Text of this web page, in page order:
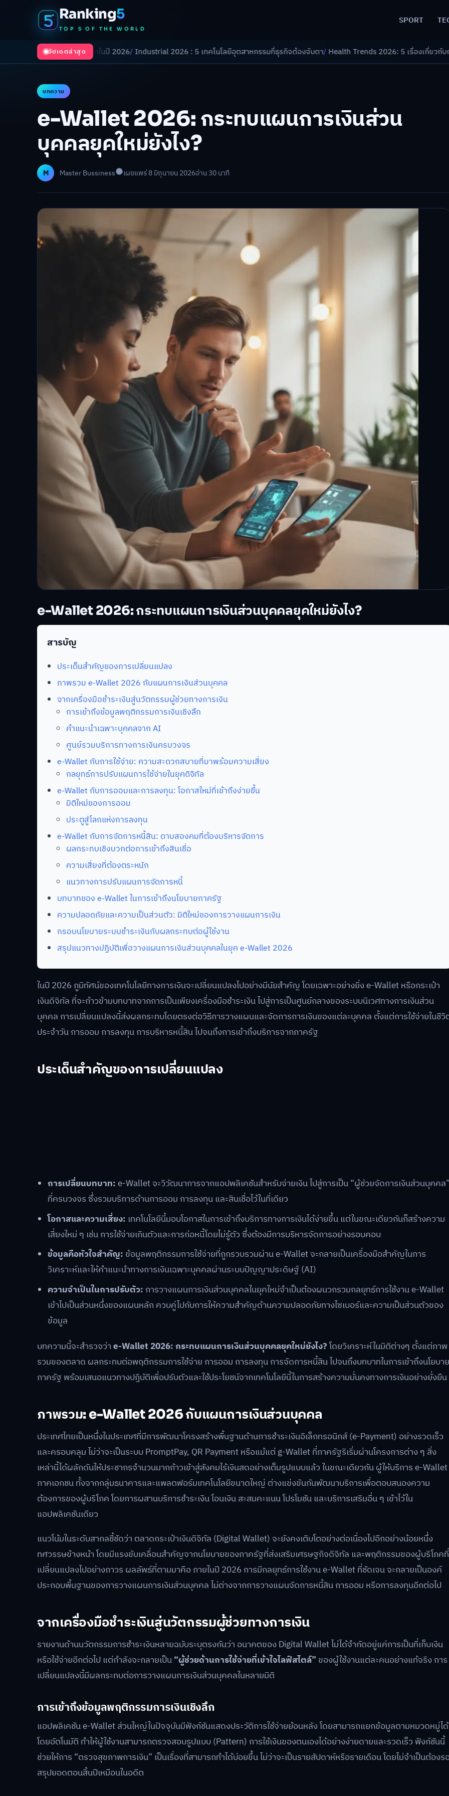
Ranking5
TOP 5 OF THE WORLD
SPORT
อัปเดตล่าสุด
งเปลี่ยนโลกในปี 2026/Industrial 2026 : 5 เทคโนโลยีอุตสาหกรรมที่ธุรกิจต้องจับตา/Health Trends 2026: 5 เรื่องเกี่ยวกับการแพทย์ที่ควรรู้/
บทความ
e-Wallet 2026: กระทบแผนการเงินส่วน
บุคคลยุคใหม่ยังไง?
M Master Bussiness เผยแพร่ 8 มิถุนายน 2026อ่าน 30 นาที
e-Wallet 2026: กระทบแผนการเงินส่วนบุคคลยุคใหม่ยังไง?
สารบัญ
ประเด็นสำคัญของการเปลี่ยนแปลง
ภาพรวม e-Wallet 2026 กับแผนการเงินส่วนบุคคล
จากเครื่องมือชำระเงินสู่นวัตกรรมผู้ช่วยทางการเงิน
การเข้าถึงข้อมูลพฤติกรรมการเงินเชิงลึก
คำแนะนำเฉพาะบุคคลจาก AI
ศูนย์รวมบริการทางการเงินครบวงจร
e-Wallet กับการใช้จ่าย: ความสะดวกสบายที่มาพร้อมความเสี่ยง
กลยุทธ์การปรับแผนการใช้จ่ายในยุคดิจิทัล
e-Wallet กับการออมและการลงทุน: โอกาสใหม่ที่เข้าถึงง่ายขึ้น
มิติใหม่ของการออม
ประตูสู่โลกแห่งการลงทุน
e-Wallet กับการจัดการหนี้สิน: ดาบสองคมที่ต้องบริหารจัดการ
ผลกระทบเชิงบวกต่อการเข้าถึงสินเชื่อ
ความเสี่ยงที่ต้องตระหนัก
แนวทางการปรับแผนการจัดการหนี้
บทบาทของ e-Wallet ในการเข้าถึงนโยบายภาครัฐ
ความปลอดภัยและความเป็นส่วนตัว: มิติใหม่ของการวางแผนการเงิน
กรอบนโยบายระบบชำระเงินกับผลกระทบต่อผู้ใช้งาน
สรุปแนวทางปฏิบัติเพื่อวางแผนการเงินส่วนบุคคลในยุค e-Wallet 2026
ในปี 2026 ภูมิทัศน์ของเทคโนโลยีทางการเงินจะเปลี่ยนแปลงไปอย่างมีนัยสำคัญ โดยเฉพาะอย่างยิ่ง e-Wallet หรือกระเป๋า
เงินดิจิทัล ที่จะก้าวข้ามบทบาทจากการเป็นเพียงเครื่องมือชำระเงิน ไปสู่การเป็นศูนย์กลางของระบบนิเวศทางการเงินส่วน
บุคคล การเปลี่ยนแปลงนี้ส่งผลกระทบโดยตรงต่อวิธีการวางแผนและจัดการการเงินของแต่ละบุคคล ตั้งแต่การใช้จ่ายในชีวิ
ประจำวัน การออม การลงทุน การบริหารหนี้สิน ไปจนถึงการเข้าถึงบริการจากภาครัฐ
ประเด็นสำคัญของการเปลี่ยนแปลง
การเปลี่ยนบทบาท:e-Wallet จะวิวัฒนาการจากแอปพลิเคชันสำหรับจ่ายเงิน ไปสู่การเป็น “ผู้ช่วยจัดการเงินส่วนบุคคล
ที่ครบวงจร ซึ่งรวมบริการด้านการออม การลงทุน และสินเชื่อไว้ในที่เดียว
โอกาสและความเสี่ยง: เทคโนโลยีนี้มอบโอกาสในการเข้าถึงบริการทางการเงินได้ง่ายขึ้น แต่ในขณะเดียวกันก็สร้างความ
เสี่ยงใหม่ ๆ เช่น การใช้จ่ายเกินตัวและการก่อหนี้โดยไม่รู้ตัว ซึ่งต้องมีการบริหารจัดการอย่างรอบคอบ
ข้อมูลคือหัวใจสำคัญ: ข้อมูลพฤติกรรมการใช้จ่ายที่ถูกรวบรวมผ่าน e-Wallet จะกลายเป็นเครื่องมือสำคัญในการ
วิเคราะห์และให้คำแนะนำทางการเงินเฉพาะบุคคลผ่านระบบปัญญาประดิษฐ์ (AI)
ความจำเป็นในการปรับตัว: การวางแผนการเงินส่วนบุคคลในยุคใหม่จำเป็นต้องผนวกรวมกลยุทธ์การใช้งาน e-Wallet
เข้าไปเป็นส่วนหนึ่งของแผนหลัก ควบคู่ไปกับการให้ความสำคัญด้านความปลอดภัยทางไซเบอร์และความเป็นส่วนตัวของ
ข้อมูล
บทความนี้จะสำรวจว่าe-Wallet 2026: กระทบแผนการเงินส่วนบุคคลยุคใหม่ยังไง?โดยวิเคราะห์ในมิติต่างๆ ตั้งแต่ภาพ
รวมของตลาด ผลกระทบต่อพฤติกรรมการใช้จ่าย การออม การลงทุน การจัดการหนี้สิน ไปจนถึงบทบาทในการเข้าถึงนโยบาย
ภาครัฐ พร้อมเสนอแนวทางปฏิบัติเพื่อปรับตัวและใช้ประโยชน์จากเทคโนโลยีนี้ในการสร้างความมั่นคงทางการเงินอย่างยั่งยืน
ภาพรวม: e-Wallet 2026 กับแผนการเงินส่วนบุคคล
ประเทศไทยเป็นหนึ่งในประเทศที่มีการพัฒนาโครงสร้างพื้นฐานด้านการชำระเงินอิเล็กทรอนิกส์ (e-Payment) อย่างรวดเร็ว
และครอบคลุม ไม่ว่าจะเป็นระบบ PromptPay, QR Payment หรือแม้แต่ g-Wallet ที่ภาครัฐริเริ่มผ่านโครงการต่าง ๆ สิ่ง
เหล่านี้ได้ผลักดันให้ประชากรจำนวนมากก้าวเข้าสู่สังคมไร้เงินสดอย่างเต็มรูปแบบแล้ว ในขณะเดียวกัน ผู้ให้บริการ e-Wallet
ภาคเอกชน ทั้งจากกลุ่มธนาคารและแพลตฟอร์มเทคโนโลยีขนาดใหญ่ ต่างแข่งขันกันพัฒนาบริการเพื่อตอบสนองความ
ต้องการของผู้บริโภค โดยการผสานบริการชำระเงิน โอนเงิน สะสมคะแนน โปรโมชัน และบริการเสริมอื่น ๆ เข้าไว้ใน
แอปพลิเคชันเดียว
แนวโน้มในระดับสากลชี้ชัดว่า ตลาดกระเป๋าเงินดิจิทัล (Digital Wallet) จะยังคงเติบโตอย่างต่อเนื่องไปอีกอย่างน้อยหนึ่ง
ทศวรรษข้างหน้า โดยมีแรงขับเคลื่อนสำคัญจากนโยบายของภาครัฐที่ส่งเสริมเศรษฐกิจดิจิทัล และพฤติกรรมของผู้บริโภคที่
เปลี่ยนแปลงไปอย่างถาวร ผลลัพธ์ที่ตามมาคือ ภายในปี 2026 การมีกลยุทธ์การใช้งาน e-Wallet ที่ชัดเจน จะกลายเป็นองค์
ประกอบพื้นฐานของการวางแผนการเงินส่วนบุคคล ไม่ต่างจากการวางแผนจัดการหนี้สิน การออม หรือการลงทุนอีกต่อไป
จากเครื่องมือชำระเงินสู่นวัตกรรมผู้ช่วยทางการเงิน
รายงานด้านนวัตกรรมการชำระเงินหลายฉบับระบุตรงกันว่า อนาคตของ Digital Wallet ไม่ได้จำกัดอยู่แค่การเป็นที่เก็บเงิน
หรือใช้จ่ายอีกต่อไป แต่กำลังจะกลายเป็น“ผู้ช่วยด้านการใช้จ่ายที่เข้าใจไลฟ์สไตล์” ของผู้ใช้งานแต่ละคนอย่างแท้จริง การ
เปลี่ยนแปลงนี้มีผลกระทบต่อการวางแผนการเงินส่วนบุคคลในหลายมิติ
การเข้าถึงข้อมูลพฤติกรรมการเงินเชิงลึก
แอปพลิเคชัน e-Wallet ส่วนใหญ่ในปัจจุบันมีฟังก์ชันแสดงประวัติการใช้จ่ายย้อนหลัง โดยสามารถแยกข้อมูลตามหมวดหมู่ได้
โดยอัตโนมัติ ทำให้ผู้ใช้งานสามารถตรวจสอบรูปแบบ (Pattern) การใช้เงินของตนเองได้อย่างง่ายดายและรวดเร็ว ฟังก์ชันนี้
ช่วยให้การ “ตรวจสุขภาพการเงิน” เป็นเรื่องที่สามารถทำได้บ่อยขึ้น ไม่ว่าจะเป็นรายสัปดาห์หรือรายเดือน โดยไม่จำเป็นต้องร
สรุปยอดตอนสิ้นปีเหมือนในอดีต